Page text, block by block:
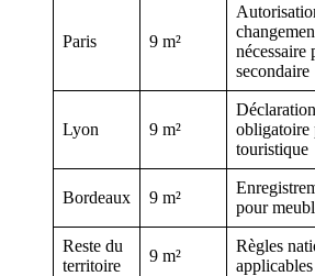
Paris 9 m²
nécessaire
secondaire
Lyon 9 m²
obligatoire
touristique
Bordeaux 9 m²
pour
Reste du
territoire
9 m²
Règles
applicables